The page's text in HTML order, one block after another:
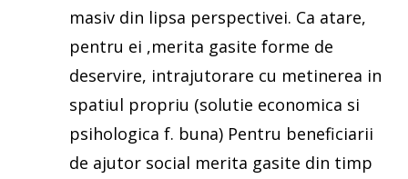
masiv din lipsa perspectivei. Ca atare,
pentru ei ,merita gasite forme de
deservire, intrajutorare cu metinerea in
spatiul propriu (solutie economica si
psihologica f. buna) Pentru beneficiarii
de ajutor social merita gasite din timp